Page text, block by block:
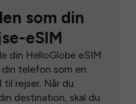
som din
eSIM
din HelloGlobe eSIM
telefon som en
rejser. Når du
destination, skal du